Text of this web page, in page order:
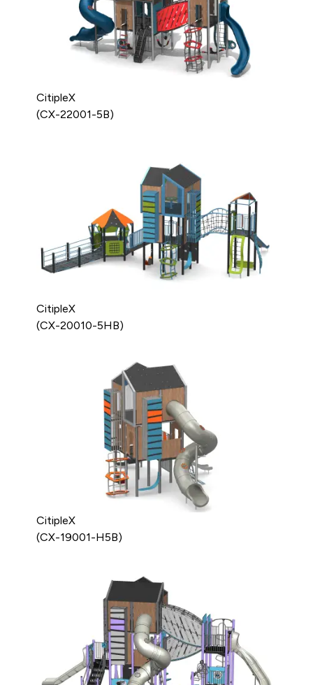
CitipleX
(CX-22001-5B)
CitipleX
(CX-20010-5HB)
CitipleX
(CX-19001-H5B)